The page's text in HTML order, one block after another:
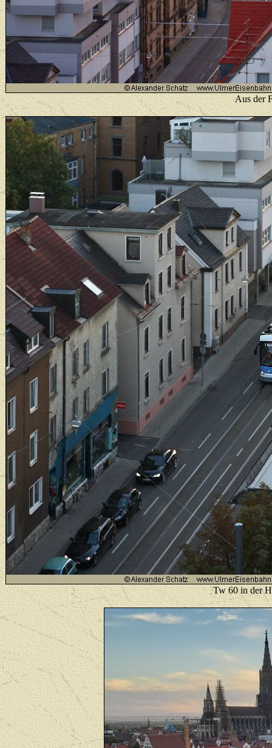
Aus der
Tw 60 in der